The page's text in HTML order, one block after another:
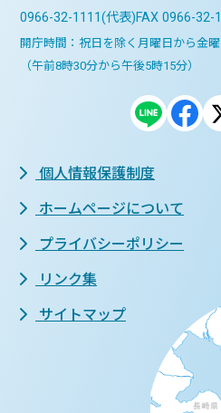
0966-32-1111(代表)FAX 0966-32-
開庁時間：祝日を除く月曜日から金
（午前8時30分から午後5時15分）
個人情報保護制度
ホームページについて
プライバシーポリシー
リンク集
サイトマップ